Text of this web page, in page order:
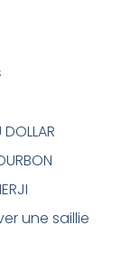
DOLLAR
une saillie